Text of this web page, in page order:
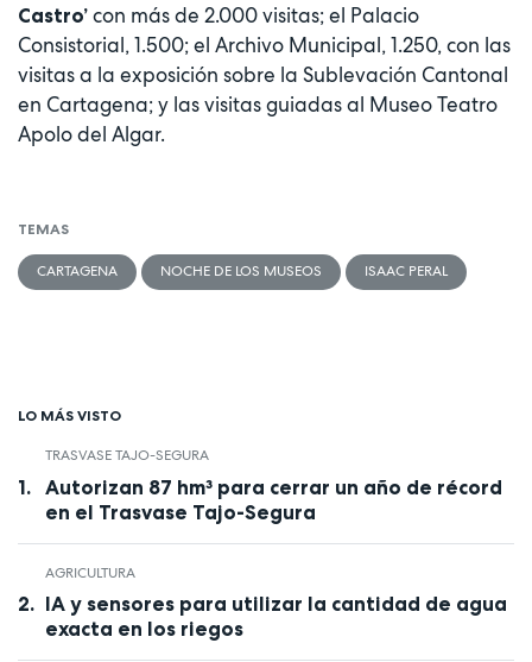
Castro’ con más de 2.000 visitas; el Palacio
Consistorial, 1.500; el Archivo Municipal, 1.250, con las
visitas a la exposición sobre la Sublevación Cantonal
en Cartagena; y las visitas guiadas al Museo Teatro
Apolo del Algar.
TEMAS
CARTAGENA NOCHE DE LOS MUSEOS ISAAC PERAL
LO MÁS VISTO
TRASVASE TAJO-SEGURA
Autorizan 87 hm³ para cerrar un año de récord
en el Trasvase Tajo-Segura
AGRICULTURA
IA y sensores para utilizar la cantidad de agua
exacta en los riegos